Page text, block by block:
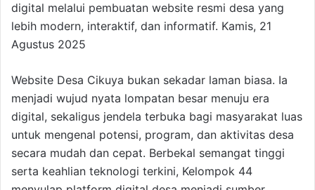
digital melalui pembuatan website resmi desa yang
lebih modern, interaktif, dan informatif. Kamis, 21
Agustus 2025
Website Desa Cikuya bukan sekadar laman biasa. Ia
menjadi wujud nyata lompatan besar menuju era
digital, sekaligus jendela terbuka bagi masyarakat luas
untuk mengenal potensi, program, dan aktivitas desa
secara mudah dan cepat. Berbekal semangat tinggi
serta keahlian teknologi terkini, Kelompok 44